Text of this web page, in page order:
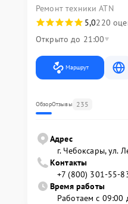
Ремонт техники ATN
5,0220
Открыто до 21:00
Маршрут
ОбзорОтзывы 235
Адрес
г. Чебоксары, ул.
Контакты
+7 (800) 301-55-
Время работы
Работаем с 09:00